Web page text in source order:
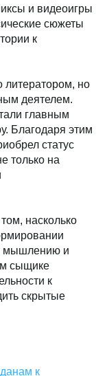
и видеоигры
сюжеты
к
литератором, но
деятелем.
главным
Благодаря этим
статус
только на
насколько
мышлению и
сыщике
к
скрытые
к